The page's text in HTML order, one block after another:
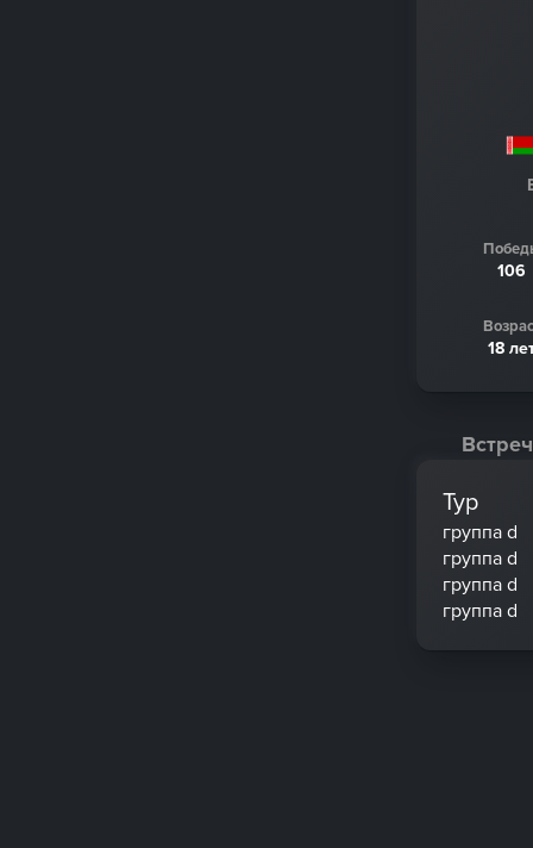
106
18
Тур
группа d
группа d
группа d
группа d